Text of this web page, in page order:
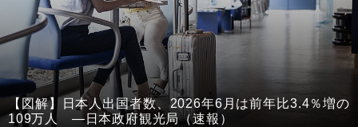
【図解】日本人出国者数、2026年6月は前年比3.4％増の
109万人 ―日本政府観光局（速報）